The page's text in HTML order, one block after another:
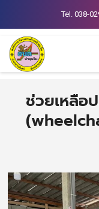
Tel. 038-
ช่วยเหลือ